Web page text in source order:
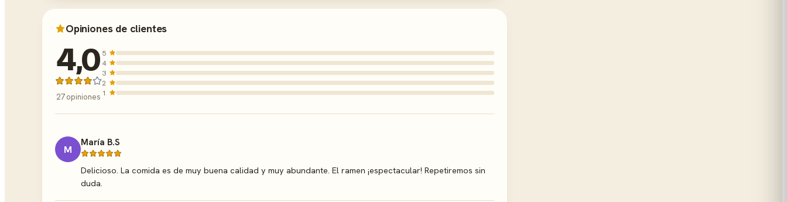
Opiniones de clientes
4,0
27 opiniones
5
4
3
2
1
M
María B.S
Delicioso. La comida es de muy buena calidad y muy abundante. El ramen ¡espectacular! Repetiremos sin
duda.